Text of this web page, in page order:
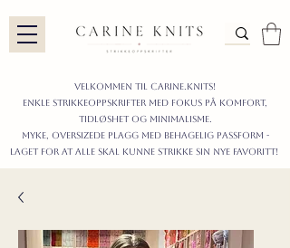
Velkommen til carine.knits!
enkle STRIKKEoppskrifter MED FOKUS PÅ KOMFORT,
TIDLØShet OG MINIMALISme.
myke, oversizede plagg med behagelig passform -
LAGET FOR AT ALLE skal KUNNE strikke sIN nyE favoritt!